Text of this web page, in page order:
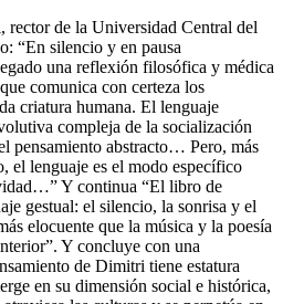
rector de la Universidad Central del
“En silencio y en pausa
una reflexión filosófica y médica
comunica con certeza los
criatura humana. El lenguaje
compleja de la socialización
pensamiento abstracto… Pero, más
el lenguaje es el modo específico
Y continua “El libro de
gestual: el silencio, la sonrisa y el
elocuente que la música y la poesía
Y concluye con una
de Dimitri tiene estatura
en su dimensión social e histórica,